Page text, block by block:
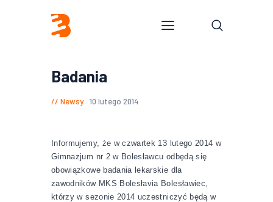
Badania
Newsy 10 lutego 2014
Informujemy, że w czwartek 13 lutego 2014 w
Gimnazjum nr 2 w Bolesławcu odbędą się
obowiązkowe badania lekarskie dla
zawodników MKS Bolesłavia Bolesławiec,
którzy w sezonie 2014 uczestniczyć będą w